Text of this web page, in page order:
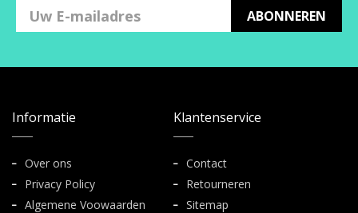
ABONNEREN
Informatie
Over ons
Privacy Policy
Algemene Voowaarden
Klantenservice
Contact
Retourneren
Sitemap